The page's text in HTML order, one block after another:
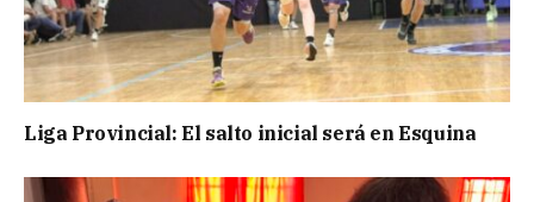
Liga Provincial: El salto inicial será en Esquina